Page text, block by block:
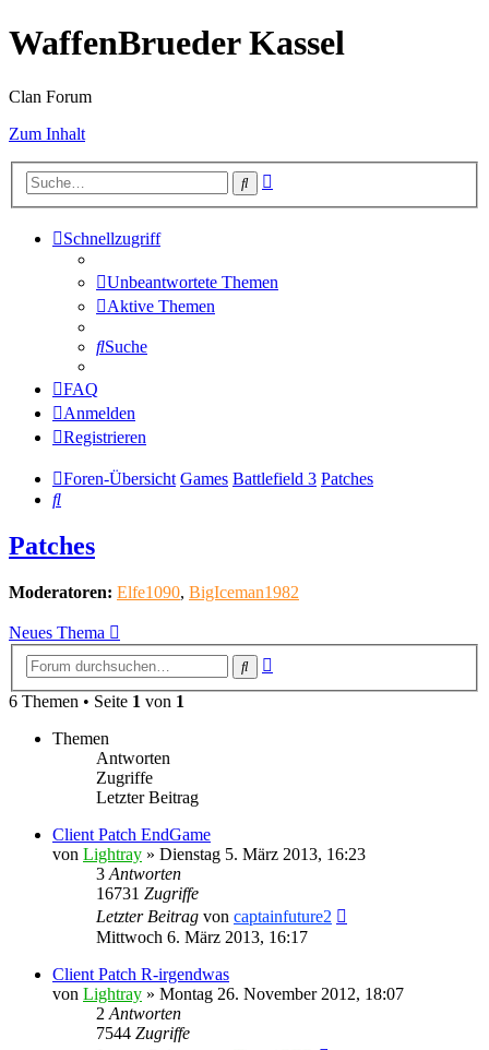
WaffenBrueder Kassel
Clan Forum
Zum Inhalt
Suche
Schnellzugriff
Unbeantwortete Themen
Aktive Themen
Suche
FAQ
Anmelden
Registrieren
Foren-Übersicht Games Battlefield 3 Patches
Suche
Patches
Moderatoren: Elfe1090, BigIceman1982
Neues Thema
Suche
6 Themen • Seite 1 von 1
Themen
Antworten
Zugriffe
Letzter Beitrag
Client Patch EndGame
von Lightray » Dienstag 5. März 2013, 16:23
3 Antworten
16731 Zugriffe
Letzter Beitrag von captainfuture2
Mittwoch 6. März 2013, 16:17
Client Patch R-irgendwas
von Lightray » Montag 26. November 2012, 18:07
2 Antworten
7544 Zugriffe